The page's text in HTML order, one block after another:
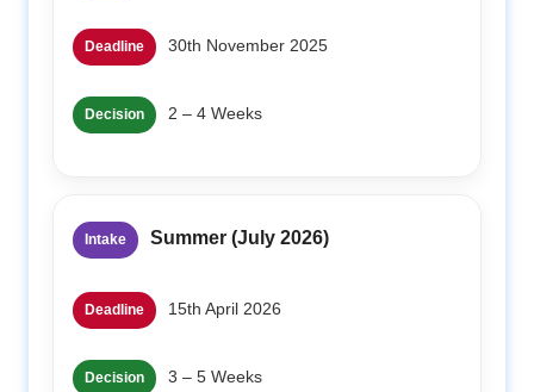
Deadline 30th November 2025
Decision 2 – 4 Weeks
Intake Summer (July 2026)
Deadline 15th April 2026
Decision 3 – 5 Weeks